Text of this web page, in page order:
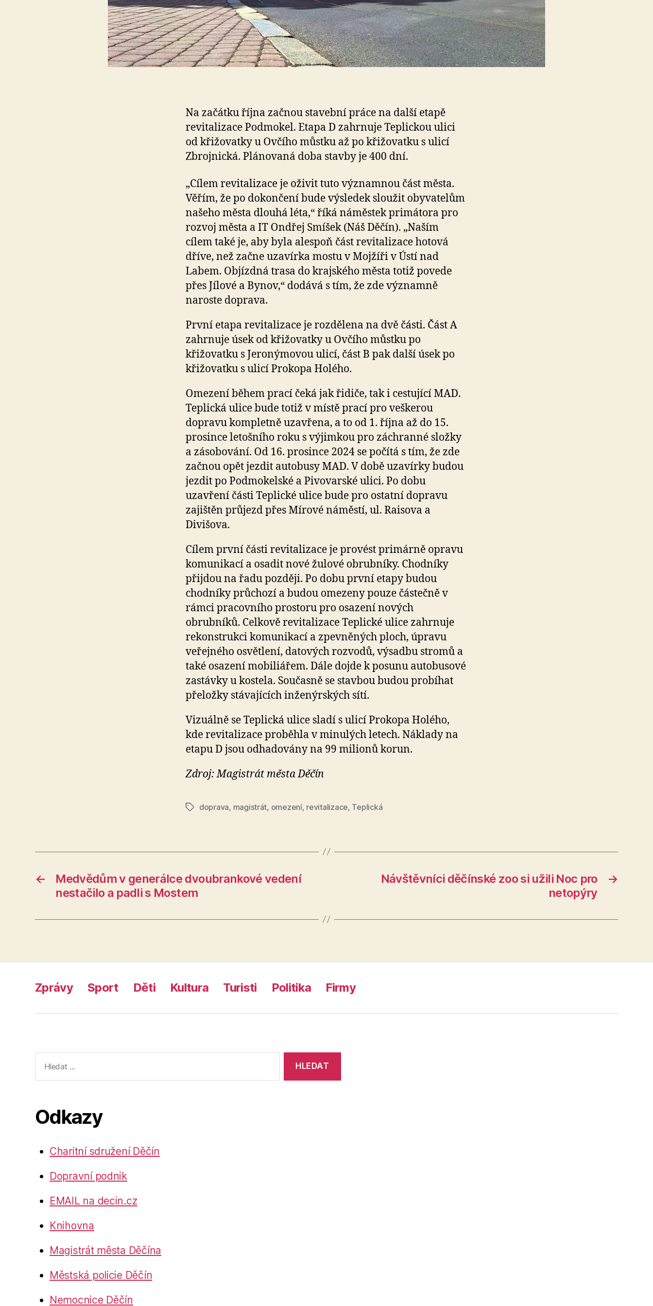
Na začátku října začnou stavební práce na další etapě
revitalizace Podmokel. Etapa D zahrnuje Teplickou ulici
od křižovatky u Ovčího můstku až po křižovatku s ulicí
Zbrojnická. Plánovaná doba stavby je 400 dní.
„Cílem revitalizace je oživit tuto významnou část města.
Věřím, že po dokončení bude výsledek sloužit obyvatelům
našeho města dlouhá léta,“ říká náměstek primátora pro
rozvoj města a IT Ondřej Smíšek (Náš Děčín). „Naším
cílem také je, aby byla alespoň část revitalizace hotová
dříve, než začne uzavírka mostu v Mojžíři v Ústí nad
Labem. Objízdná trasa do krajského města totiž povede
přes Jílové a Bynov,“ dodává s tím, že zde významně
naroste doprava.
První etapa revitalizace je rozdělena na dvě části. Část A
zahrnuje úsek od křižovatky u Ovčího můstku po
křižovatku s Jeronýmovou ulicí, část B pak další úsek po
křižovatku s ulicí Prokopa Holého.
Omezení během prací čeká jak řidiče, tak i cestující MAD.
Teplická ulice bude totiž v místě prací pro veškerou
dopravu kompletně uzavřena, a to od 1. října až do 15.
prosince letošního roku s výjimkou pro záchranné složky
a zásobování. Od 16. prosince 2024 se počítá s tím, že zde
začnou opět jezdit autobusy MAD. V době uzavírky budou
jezdit po Podmokelské a Pivovarské ulici. Po dobu
uzavření části Teplické ulice bude pro ostatní dopravu
zajištěn průjezd přes Mírové náměstí, ul. Raisova a
Divišova.
Cílem první části revitalizace je provést primárně opravu
komunikací a osadit nové žulové obrubníky. Chodníky
přijdou na řadu později. Po dobu první etapy budou
chodníky průchozí a budou omezeny pouze částečně v
rámci pracovního prostoru pro osazení nových
obrubníků. Celkově revitalizace Teplické ulice zahrnuje
rekonstrukci komunikací a zpevněných ploch, úpravu
veřejného osvětlení, datových rozvodů, výsadbu stromů a
také osazení mobiliářem. Dále dojde k posunu autobusové
zastávky u kostela. Současně se stavbou budou probíhat
přeložky stávajících inženýrských sítí.
Vizuálně se Teplická ulice sladí s ulicí Prokopa Holého,
kde revitalizace proběhla v minulých letech. Náklady na
etapu D jsou odhadovány na 99 milionů korun.
Zdroj: Magistrát města Děčín
Štítkydoprava, magistrát, omezení, revitalizace, Teplická
←
Medvědům v generálce dvoubrankové vedení
nestačilo a padli s Mostem
→
Návštěvníci děčínské zoo si užili Noc pro
netopýry
Zprávy Sport Děti Kultura Turisti Politika Firmy
vyhledávání:
Odkazy
Charitní sdružení Děčín
Dopravní podnik
EMAIL na decin.cz
Knihovna
Magistrát města Děčína
Městská policie Děčín
Nemocnice Děčín